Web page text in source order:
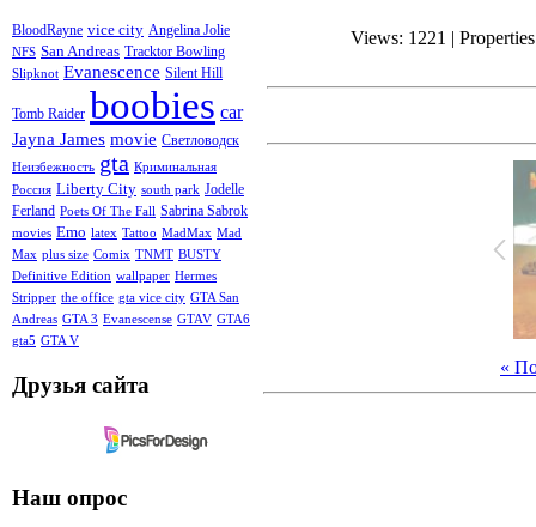
BloodRayne vice city Angelina Jolie
NFS San Andreas Tracktor Bowling
Slipknot Evanescence Silent Hill
Tomb Raider boobies car
Jayna James movie Светловодск
Неизбежность gta Криминальная
Россия Liberty City south park Jodelle
Ferland Poets Of The Fall Sabrina Sabrok
movies Emo latex Tattoo MadMax Mad
Max plus size Comix TNMT BUSTY
Definitive Edition wallpaper Hermes
Stripper the office gta vice city GTA San
Andreas GTA 3 Evanescense GTAV GTA6
gta5 GTA V
Друзья сайта
Наш опрос
Views: 1221 |
«